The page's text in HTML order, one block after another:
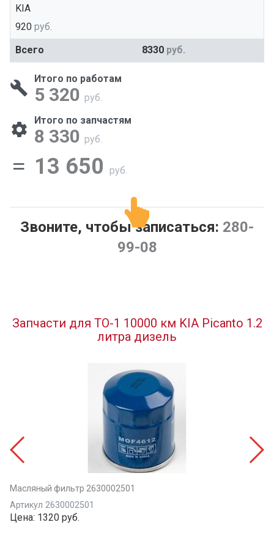
KIA
920 руб.
Всего
8330 руб.
Итого по работам
5 320 руб.
Итого по запчастям
8 330 руб.
13 650 руб.
Звоните, чтобы записаться: 280-
99-08
Запчасти для ТО-1 10000 км KIA Picanto 1.2
литра дизель
Масляный фильтр 2630002501
Артикул 2630002501
Цена: 1320 руб.